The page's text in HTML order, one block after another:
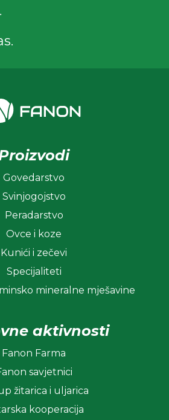
Govedarstvo
Svinjogojstvo
Peradarstvo
Ovce i koze
Kunići i zečevi
Specijaliteti
mineralne mješavine
aktivnosti
Fanon Farma
savjetnici
žitarica i uljarica
kooperacija